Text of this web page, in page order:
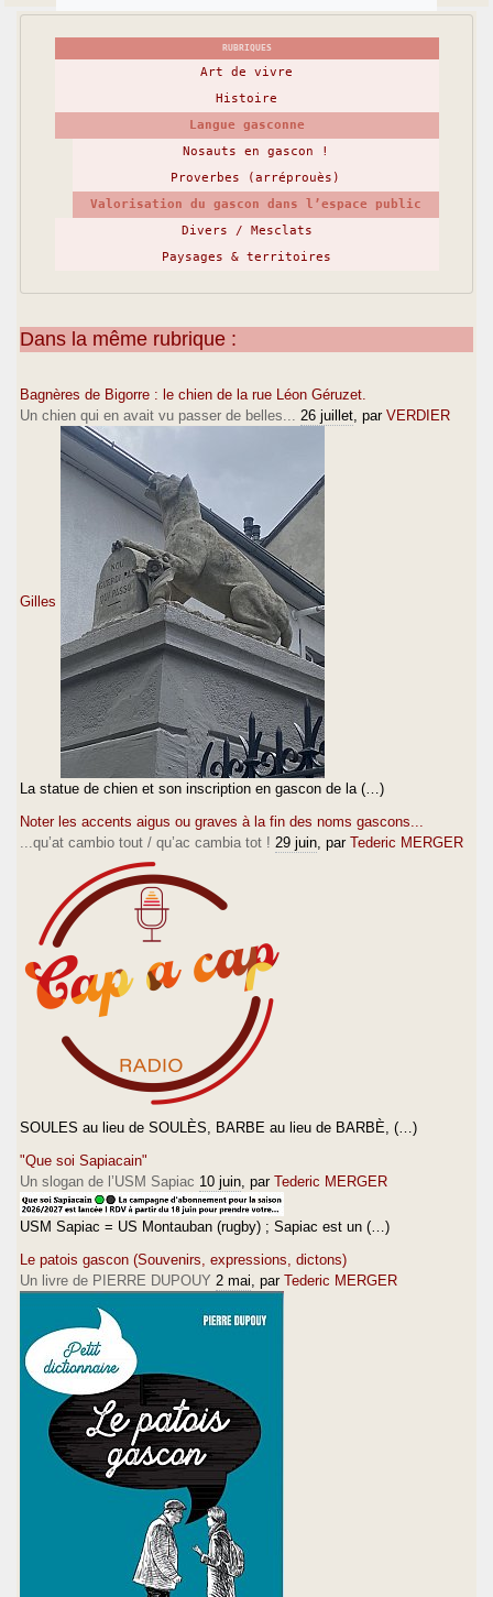
RUBRIQUES
Art de vivre
Histoire
Langue gasconne
Nosauts en gascon !
Proverbes (arréprouès)
Valorisation du gascon dans l’espace public
Divers / Mesclats
Paysages & territoires
Dans la même rubrique :
Bagnères de Bigorre : le chien de la rue Léon Géruzet.
Un chien qui en avait vu passer de belles... 26 juillet, par VERDIER
Gilles
La statue de chien et son inscription en gascon de la (…)
Noter les accents aigus ou graves à la fin des noms gascons...
...qu’at cambio tout / qu’ac cambia tot ! 29 juin, par Tederic MERGER
SOULES au lieu de SOULÈS, BARBE au lieu de BARBÈ, (…)
"Que soi Sapiacain"
Un slogan de l’USM Sapiac 10 juin, par Tederic MERGER
USM Sapiac = US Montauban (rugby) ; Sapiac est un (…)
Le patois gascon (Souvenirs, expressions, dictons)
Un livre de PIERRE DUPOUY 2 mai, par Tederic MERGER